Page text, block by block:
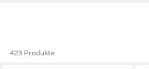
423 Produkte